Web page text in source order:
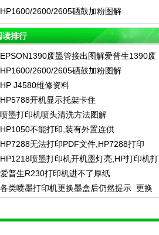
HP1600/2600/2605硒鼓加粉图解
读排行
EPSON1390废墨管接出图解爱普生1390废
墨管安装
HP1600/2600/2605硒鼓加粉图解
HP J4580维修资料
HP5788开机显示托架卡住
喷墨打印机喷头清洗方法图解
HP1050不能打印,装有外置连供
HP7288无法打印PDF文件,HP7288打印
PDF文件不完整
HP1218喷墨打印机开机墨灯亮,HP打印机打
印空白
爱普生R230打印机进不了厚纸
各类喷墨打印机更换墨盒后仍然提示 更换